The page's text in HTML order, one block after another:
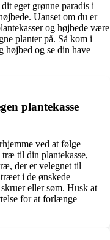
eget grønne paradis i
Uanset om du er
og højbede være
planter på. Så kom i
højbed og se din have
plantekasse
ved at følge
til din plantekasse,
der er velegnet til
i de ønskede
eller søm. Husk at
for at forlænge